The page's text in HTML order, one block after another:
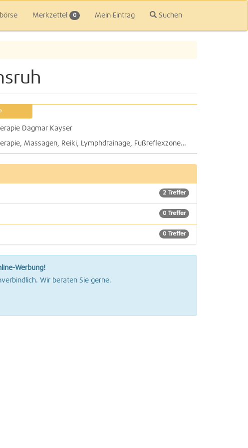
Merkzettel 0 Mein Eintrag Suchen
Dagmar Kayser
Krankengymnastik, Bobath-Therapie, Massagen, Reiki, Lymphdrainage, Fußreflexzonenmassage, Elektrotherapie, manuelle Therapie: Physiotherapie Kathrin Seeger
2 Treffer
0 Treffer
0 Treffer
0 Treffer
Werbung!
Wir beraten Sie gerne.